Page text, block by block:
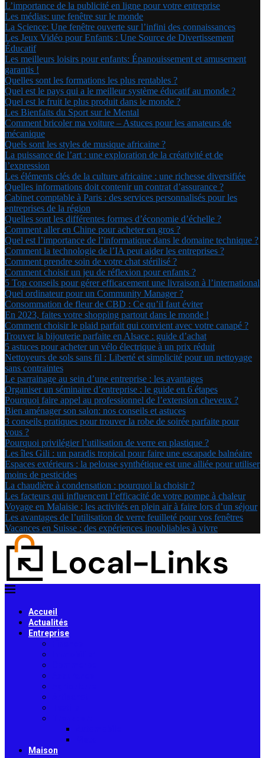
L’importance de la publicité en ligne pour votre entreprise
Les médias: une fenêtre sur le monde
La Science: Une fenêtre ouverte sur l’infini des connaissances
Les Jeux Vidéo pour Enfants : Une Source de Divertissement
Éducatif
Les meilleurs loisirs pour enfants: Épanouissement et amusement
garantis !
Quelles sont les formations les plus rentables ?
Quel est le pays qui a le meilleur système éducatif au monde ?
Quel est le fruit le plus produit dans le monde ?
Les Bienfaits du Sport sur le Mental
Comment bricoler ma voiture – Astuces pour les amateurs de
mécanique
Quels sont les styles de musique africaine ?
La puissance de l’art : une exploration de la créativité et de
l’expression
Les éléments clés de la culture africaine : une richesse diversifiée
Quelles informations doit contenir un contrat d’assurance ?
Cabinet comptable à Paris : des services personnalisés pour les
entreprises de la région
Quelles sont les différentes formes d’économie d’échelle ?
Comment aller en Chine pour acheter en gros ?
Quel est l’importance de l’informatique dans le domaine technique ?
Comment la technologie de l’IA peut aider les entreprises ?
Comment prendre soin de votre chat stérilisé ?
Comment choisir un jeu de réflexion pour enfants ?
5 Top conseils pour gérer efficacement une livraison à l’international
Quel ordinateur pour un Community Manager ?
Consommation de fleur de CBD : Ce qu’il faut éviter
En 2023, faites votre shopping partout dans le monde !
Comment choisir le plaid parfait qui convient avec votre canapé ?
Trouver la bijouterie parfaite en Alsace : guide d’achat
5 astuces pour acheter un vélo électrique à un prix réduit
Nettoyeurs de sols sans fil : Liberté et simplicité pour un nettoyage
sans contraintes
Le parrainage au sein d’une entreprise : les avantages
Organiser un séminaire d’entreprise : le guide en 6 étapes
Pourquoi faire appel au professionnel de l’extension cheveux ?
Bien aménager son salon: nos conseils et astuces
3 conseils pratiques pour trouver la robe de soirée parfaite pour
vous ?
Pourquoi privilégier l’utilisation de verre en plastique ?
Les îles Gili : un paradis tropical pour faire une escapade balnéaire
Espaces extérieurs : la pelouse synthétique est une alliée pour utiliser
moins de pesticides
La chaudière à condensation : pourquoi la choisir ?
Les facteurs qui influencent l’efficacité de votre pompe à chaleur
Voyage en Malaisie : les activités en plein air à faire lors d’un séjour
Les avantages de l’utilisation de verre feuilleté pour vos fenêtres
Vacances en Suisse : des expériences inoubliables à vivre
Accueil
Actualités
Entreprise
Maison